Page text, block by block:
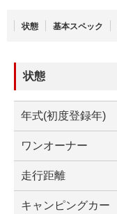
状態 基本スペック
状態
年式(初度登録年)
ワンオーナー
走行距離
キャンピングカー